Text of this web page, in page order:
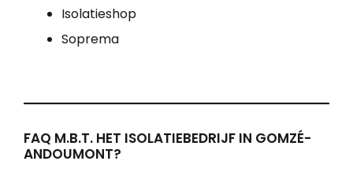
Isolatieshop
Soprema
FAQ M.B.T. HET ISOLATIEBEDRIJF IN GOMZÉ-
ANDOUMONT?